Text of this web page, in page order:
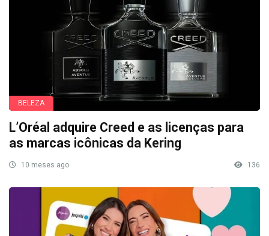
BELEZA
L’Oréal adquire Creed e as licenças para
as marcas icônicas da Kering
10 meses ago 136